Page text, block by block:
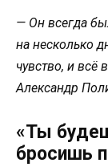
— Он всегда
на несколько
чувство, и всё
Александр
«Ты
бросишь